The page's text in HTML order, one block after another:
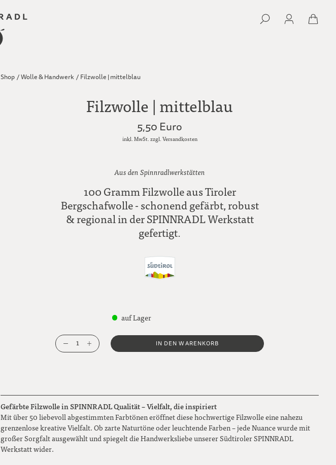
Shop /Wolle & Handwerk / Filzwolle | mittelblau
Filzwolle | mittelblau
5,50 Euro
inkl. MwSt. zzgl. Versandkosten
Aus den Spinnradlwerkstätten
100 Gramm Filzwolle aus Tiroler
Bergschafwolle - schonend gefärbt, robust
& regional in der SPINNRADL Werkstatt
gefertigt.
auf Lager
1 IN DEN WARENKORB
Gefärbte Filzwolle in SPINNRADL Qualität – Vielfalt, die inspiriert
Mit über 50 liebevoll abgestimmten Farbtönen eröffnet diese hochwertige Filzwolle eine nahezu
grenzenlose kreative Vielfalt. Ob zarte Naturtöne oder leuchtende Farben – jede Nuance wurde mit
großer Sorgfalt ausgewählt und spiegelt die Handwerksliebe unserer Südtiroler SPINNRADL
Werkstatt wider.